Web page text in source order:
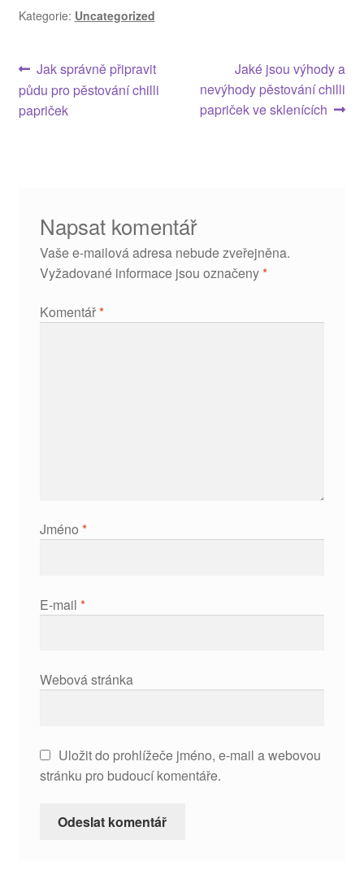
Kategorie: Uncategorized
Navigace
pro
Předchozí
příspěvek:
Jak správně připravit
půdu pro pěstování chilli
papriček
Následující
příspěvek:
Jaké jsou výhody a
nevýhody pěstování chilli
papriček ve sklenících
Napsat komentář
Vaše e-mailová adresa nebude zveřejněna.
Vyžadované informace jsou označeny*
Komentář*
Jméno *
E-mail *
Webová stránka
Uložit do prohlížeče jméno, e-mail a webovou
stránku pro budoucí komentáře.